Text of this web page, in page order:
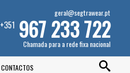
geral@segtrawear.pt
+351 967 233 722
Chamada para a rede fixa nacional
CONTACTOS